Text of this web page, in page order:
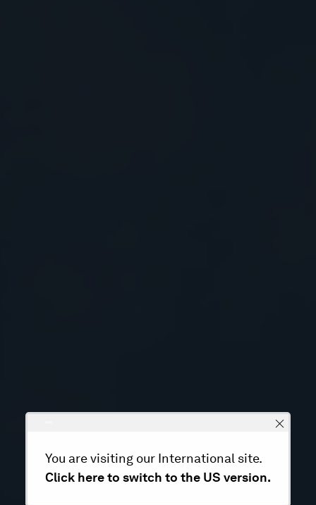
You are visiting our International site.
Click here to switch to the US version.